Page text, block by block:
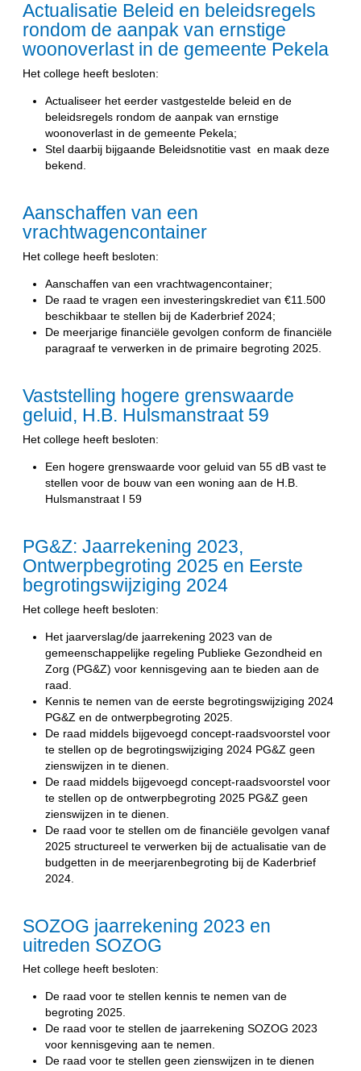
Actualisatie Beleid en beleidsregels
rondom de aanpak van ernstige
woonoverlast in de gemeente Pekela
Het college heeft besloten:
Actualiseer het eerder vastgestelde beleid en de
beleidsregels rondom de aanpak van ernstige
woonoverlast in de gemeente Pekela;
Stel daarbij bijgaande Beleidsnotitie vast en maak deze
bekend.
Aanschaffen van een
vrachtwagencontainer
Het college heeft besloten:
Aanschaffen van een vrachtwagencontainer;
De raad te vragen een investeringskrediet van €11.500
beschikbaar te stellen bij de Kaderbrief 2024;
De meerjarige financiële gevolgen conform de financiële
paragraaf te verwerken in de primaire begroting 2025.
Vaststelling hogere grenswaarde
geluid, H.B. Hulsmanstraat 59
Het college heeft besloten:
Een hogere grenswaarde voor geluid van 55 dB vast te
stellen voor de bouw van een woning aan de H.B.
Hulsmanstraat I 59
PG&Z: Jaarrekening 2023,
Ontwerpbegroting 2025 en Eerste
begrotingswijziging 2024
Het college heeft besloten:
Het jaarverslag/de jaarrekening 2023 van de
gemeenschappelijke regeling Publieke Gezondheid en
Zorg (PG&Z) voor kennisgeving aan te bieden aan de
raad.
Kennis te nemen van de eerste begrotingswijziging 2024
PG&Z en de ontwerpbegroting 2025.
De raad middels bijgevoegd concept-raadsvoorstel voor
te stellen op de begrotingswijziging 2024 PG&Z geen
zienswijzen in te dienen.
De raad middels bijgevoegd concept-raadsvoorstel voor
te stellen op de ontwerpbegroting 2025 PG&Z geen
zienswijzen in te dienen.
De raad voor te stellen om de financiële gevolgen vanaf
2025 structureel te verwerken bij de actualisatie van de
budgetten in de meerjarenbegroting bij de Kaderbrief
2024.
SOZOG jaarrekening 2023 en
uitreden SOZOG
Het college heeft besloten:
De raad voor te stellen kennis te nemen van de
begroting 2025.
De raad voor te stellen de jaarrekening SOZOG 2023
voor kennisgeving aan te nemen.
De raad voor te stellen geen zienswijzen in te dienen